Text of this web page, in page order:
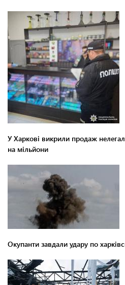
У Харкові викрили продаж
на мільйони
Окупанти завдали удару по